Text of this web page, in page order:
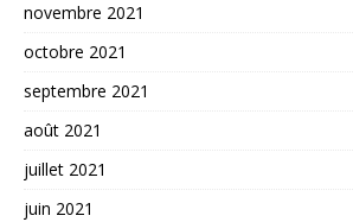
novembre 2021
octobre 2021
septembre 2021
août 2021
juillet 2021
juin 2021